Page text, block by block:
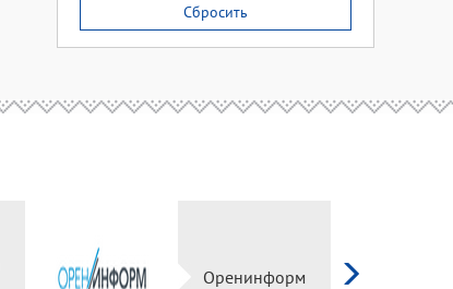
Сбросить
Оренинформ